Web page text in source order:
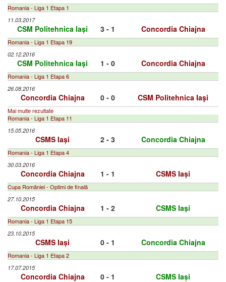
Romania - Liga 1 Etapa 1
11.03.2017
CSM Politehnica Iași 3 - 1 Concordia Chiajna
Romania - Liga 1 Etapa 19
02.12.2016
CSM Politehnica Iaşi 1 - 0 Concordia Chiajna
Romania - Liga 1 Etapa 6
26.08.2016
Concordia Chiajna 0 - 0 CSM Politehnica Iaşi
Mai multe rezultate
Romania - Liga 1 Etapa 11
15.05.2016
CSMS Iași 2 - 3 Concordia Chiajna
Romania - Liga 1 Etapa 4
30.03.2016
Concordia Chiajna 1 - 1 CSMS Iași
Cupa României - Optimi de finală
27.10.2015
Concordia Chiajna 1 - 2 CSMS Iași
Romania - Liga 1 Etapa 15
23.10.2015
CSMS Iași 0 - 1 Concordia Chiajna
Romania - Liga 1 Etapa 2
17.07.2015
Concordia Chiajna 0 - 1 CSMS Iași